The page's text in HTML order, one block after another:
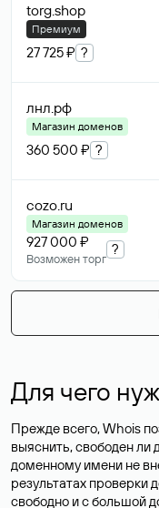
torg.shop
Премиум
27 725 ₽ ?
лнл.рф
Магазин доменов
360 500 ₽ ?
cozo.ru
Магазин доменов
927 000 ₽
Возможен торг
?
Для чего
Прежде всего, Whois
выяснить, свободен
доменному имени не
результатах проверки
свободно и с большой